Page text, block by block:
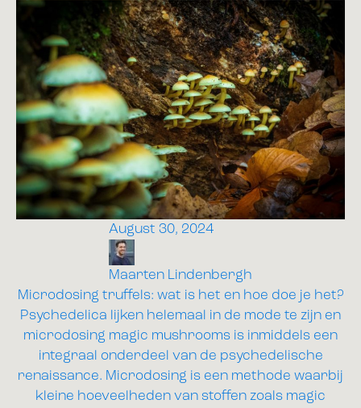
August 30, 2024
Maarten Lindenbergh
Microdosing truffels: wat is het en hoe doe je het?
Psychedelica lijken helemaal in de mode te zijn en
microdosing magic mushrooms is inmiddels een
integraal onderdeel van de psychedelische
renaissance. Microdosing is een methode waarbij
kleine hoeveelheden van stoffen zoals magic